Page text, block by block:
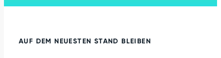
AUF DEM NEUESTEN STAND BLEIBEN